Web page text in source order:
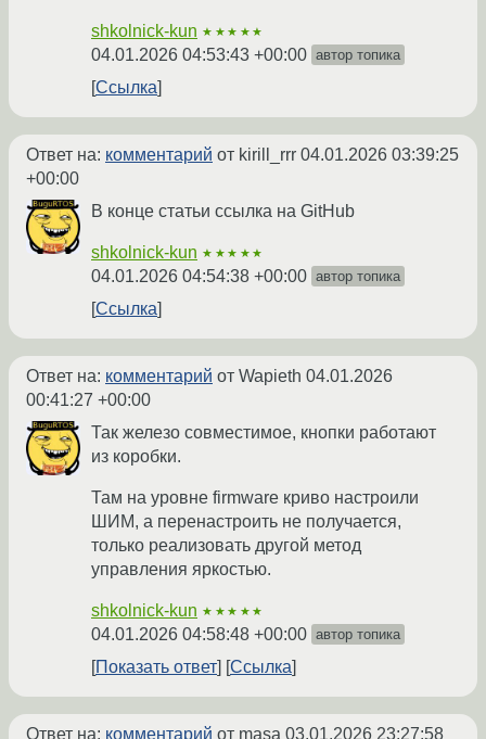
shkolnick-kun ★★★★★
04.01.2026 04:53:43 +00:00 автор топика
Ссылка
Ответ на: комментарий от kirill_rrr 04.01.2026 03:39:25
+00:00
В конце статьи ссылка на GitHub
shkolnick-kun ★★★★★
04.01.2026 04:54:38 +00:00 автор топика
Ссылка
Ответ на: комментарий от Wapieth 04.01.2026
00:41:27 +00:00
Так железо совместимое, кнопки работают
из коробки.
Там на уровне firmware криво настроили
ШИМ, а перенастроить не получается,
только реализовать другой метод
управления яркостью.
shkolnick-kun ★★★★★
04.01.2026 04:58:48 +00:00 автор топика
Показать ответ Ссылка
Ответ на: комментарий от masa 03.01.2026 23:27:58